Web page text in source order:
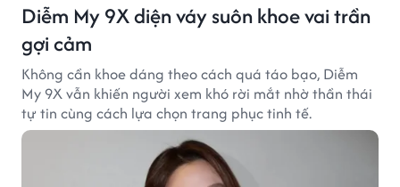
Diễm My 9X diện váy suôn khoe vai trần
gợi cảm
Không cần khoe dáng theo cách quá táo bạo, Diễm
My 9X vẫn khiến người xem khó rời mắt nhờ thần thái
tự tin cùng cách lựa chọn trang phục tinh tế.